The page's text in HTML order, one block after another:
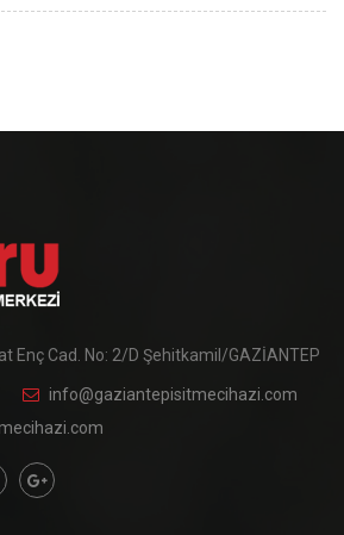
Enç Cad. No: 2/D Şehitkamil/GAZİANTEP
info@gaziantepisitmecihazi.com